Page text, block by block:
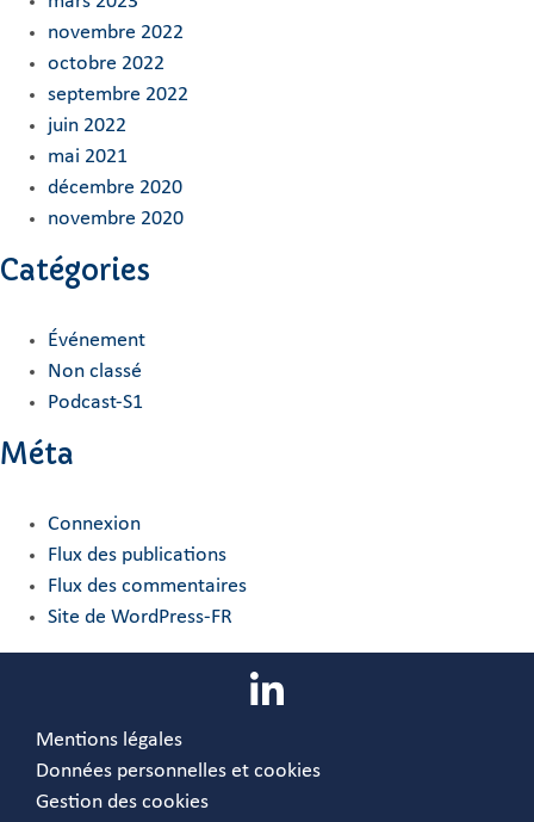
novembre 2022
octobre 2022
septembre 2022
juin 2022
mai 2021
décembre 2020
novembre 2020
Catégories
Événement
Non classé
Podcast-S1
Méta
Connexion
Flux des publications
Flux des commentaires
Site de WordPress-FR
Mentions légales
Données personnelles et cookies
Gestion des cookies